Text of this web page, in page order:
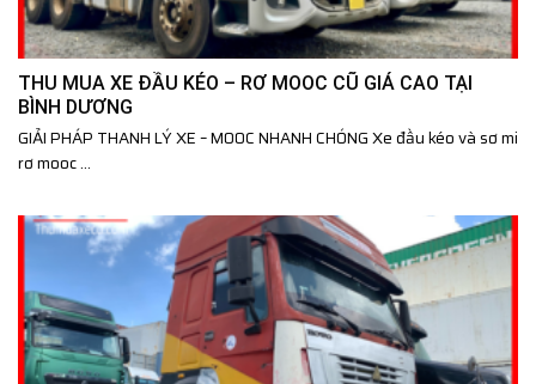
THU MUA XE ĐẦU KÉO – RƠ MOOC CŨ GIÁ CAO TẠI
BÌNH DƯƠNG
GIẢI PHÁP THANH LÝ XE – MOOC NHANH CHÓNG Xe đầu kéo và sơ mi
rơ mooc ...